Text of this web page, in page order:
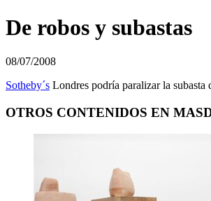
De robos y subastas
08/07/2008
Sotheby´s Londres podría paralizar la
OTROS CONTENIDOS EN